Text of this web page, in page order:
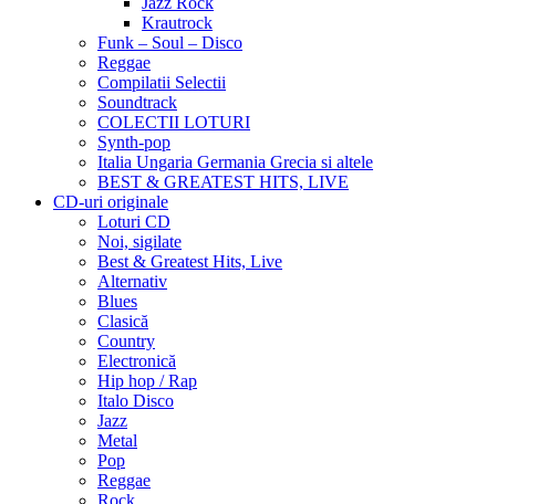
Krautrock
Funk – Soul – Disco
Reggae
Compilatii Selectii
Soundtrack
COLECTII LOTURI
Synth-pop
Italia Ungaria Germania Grecia si altele
BEST & GREATEST HITS, LIVE
CD-uri originale
Loturi CD
Noi, sigilate
Best & Greatest Hits, Live
Alternativ
Blues
Clasică
Country
Electronică
Hip hop / Rap
Italo Disco
Jazz
Metal
Pop
Reggae
Rock